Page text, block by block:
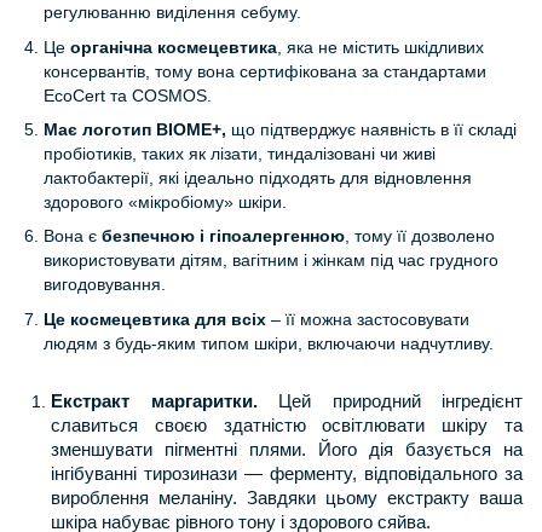
регулюванню виділення себуму.
Це органічна космецевтика , яка не містить шкідливих
консервантів, тому вона сертифікована за стандартами
EcoCert та COSMOS.
Має логотип BIOME+, що підтверджує наявність в її складі
пробіотиків, таких як лізати, тиндалізовані чи живі
лактобактерії, які ідеально підходять для відновлення
здорового «мікробіому» шкіри.
Вона є безпечною і гіпоалергенною, тому її дозволено
використовувати дітям, вагітним і жінкам під час грудного
вигодовування.
Це космецевтика для всіх – її можна застосовувати
людям з будь-яким типом шкіри, включаючи надчутливу.
Екстракт маргаритки.
Цей природний інгредієнт
славиться своєю здатністю освітлювати шкіру та
зменшувати пігментні плями. Його дія базується на
інгібуванні тирозинази — ферменту, відповідального за
вироблення меланіну. Завдяки цьому екстракту ваша
шкіра набуває рівного тону і здорового сяйва.